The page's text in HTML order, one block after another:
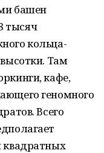
башен
тысяч
кольца-
Там
кафе,
геномного
Всего
квадратных